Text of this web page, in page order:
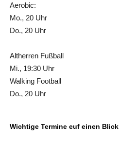
Aerobic:
Mo., 20 Uhr
Do., 20 Uhr
Altherren Fußball
Mi., 19:30 Uhr
Walking Football
Do., 20 Uhr
Wichtige Termine euf einen Blick